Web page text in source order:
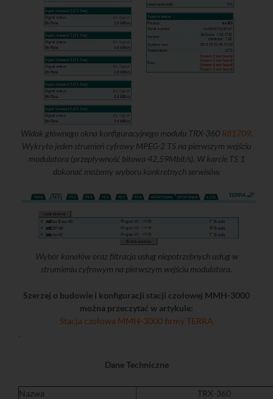
Widok głównego okna konfiguracyjnego modułu TRX-360 R81709.
Wykryto jeden strumień cyfrowy MPEG-2 TS na pierwszym wejściu
modulatora (przepływność bitowa 42,59Mbit/s). W karcie TS 1
dokonać możemy wyboru konkretnych serwisów.
Wybór kanałów oraz filtracja usług niepotrzebnych usług w
strumieniu cyfrowym na pierwszym wejściu modulatora.
Szerzej o budowie i konfiguracji stacji czołowej MMH-3000
można przeczytać w artykule:
Stacja czołowa MMH-3000 firmy TERRA
.
Dane Techniczne
Nazwa TRX-360